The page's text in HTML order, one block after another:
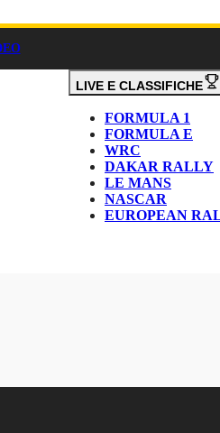
LIVE E CLASSIFICHE
FORMULA 1
FORMULA E
WRC
DAKAR RALLY
LE MANS
NASCAR
EUROPEAN